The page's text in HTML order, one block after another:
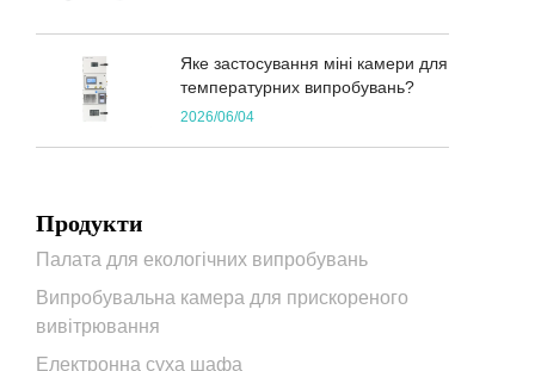
Яке застосування міні камери для
температурних випробувань?
2026/06/04
Продукти
Палата для екологічних випробувань
Випробувальна камера для прискореного
вивітрювання
Електронна суха шафа